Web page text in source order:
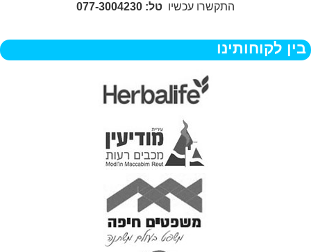
התקשרו עכשיו טל: 077-3004230
בין לקוחותינו